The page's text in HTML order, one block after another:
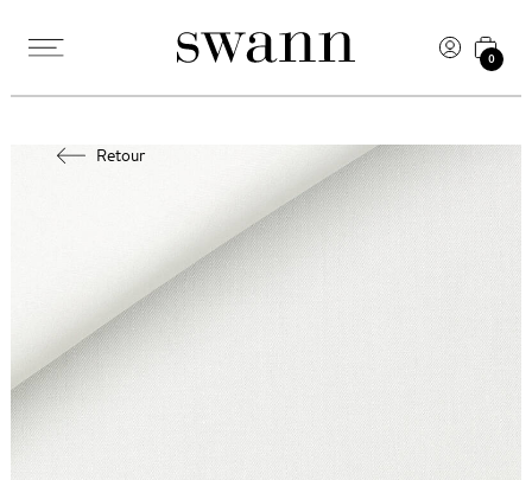
0
Retour